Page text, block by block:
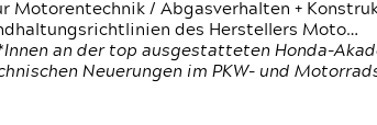
Motorentechnik / Abgasverhalten +
des Herstellers Moto…
an der top ausgestatteten Honda-
Neuerungen im PKW- und